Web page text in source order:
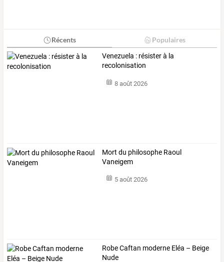
Récents Populaires
Venezuela : résister à la
recolonisation
8 août 2026
Mort du philosophe Raoul
Vaneigem
5 août 2026
Robe Caftan moderne Eléa – Beige
Nude